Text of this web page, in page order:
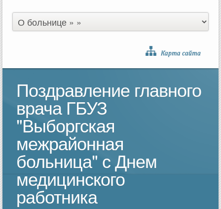
Поздравление главного
врача ГБУЗ
"Выборгская
межрайонная
больница" с Днем
медицинского
работника